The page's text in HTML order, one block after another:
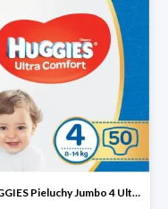
HUGGIES Pieluchy Jumbo 4 Ultra Comfort -19%